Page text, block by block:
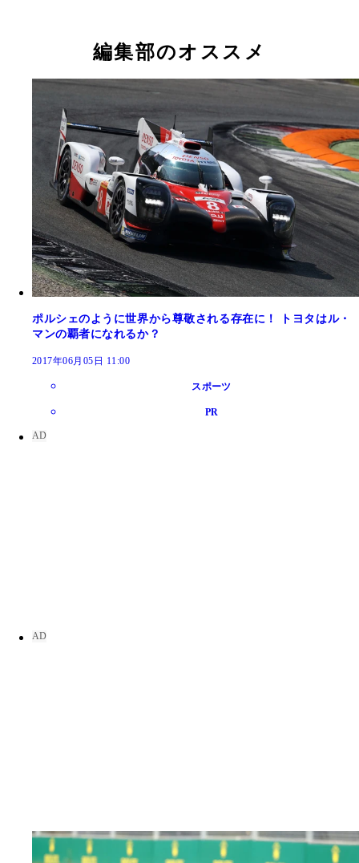
編集部のオススメ
ポルシェのように世界から尊敬される存在に！ トヨタはル・
マンの覇者になれるか？
2017年06月05日 11:00
スポーツ
PR